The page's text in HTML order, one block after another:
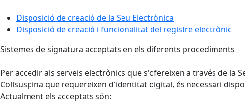
Disposició de creació de la Seu Electrònica
Disposició de creació i funcionalitat del registre electrònic
Sistemes de signatura acceptats en els diferents procediments
Per accedir als serveis electrònics que s'ofereixen a través de la
Collsuspina que requereixen d'identitat digital, és necessari
Actualment els acceptats són: